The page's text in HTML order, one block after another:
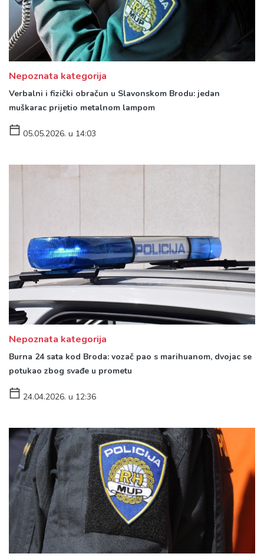
Nepoznata kategorija
Verbalni i fizički obračun u Slavonskom Brodu: jedan
muškarac prijetio metalnom lampom
05.05.2026. u 14:03
Nepoznata kategorija
Burna 24 sata kod Broda: vozač pao s marihuanom, dvojac se
potukao zbog svađe u prometu
24.04.2026. u 12:36